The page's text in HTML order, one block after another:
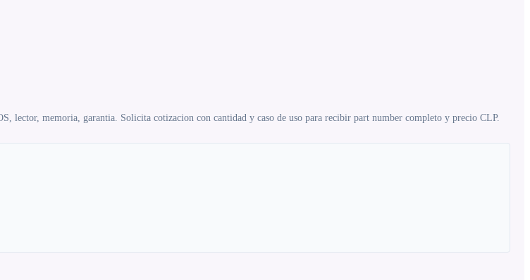
lector, memoria, garantia. Solicita cotizacion con cantidad y caso de uso para recibir part number completo y precio CLP.